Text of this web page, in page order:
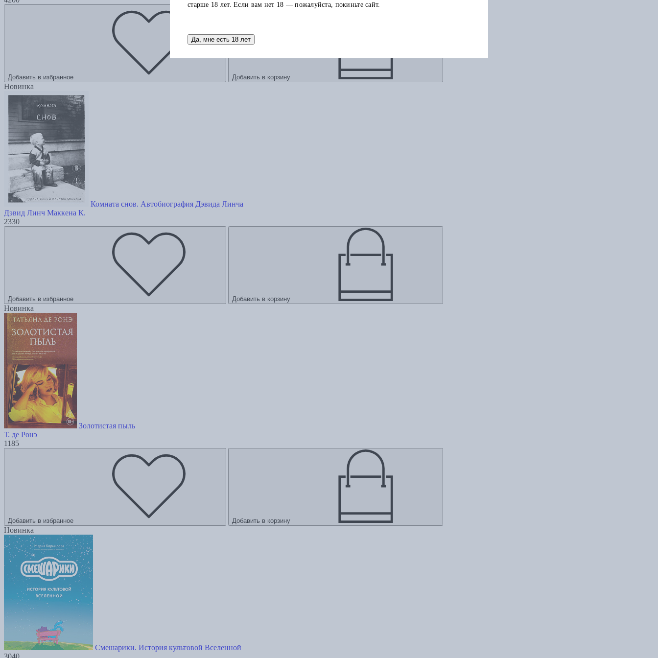
Добавить в избранное Добавить в корзину
Новинка
Комната снов. Автобиография Дэвида Линча
Дэвид Линч Маккена К.
2330
Добавить в избранное Добавить в корзину
Новинка
Золотистая пыль
Т. де Ронэ
1185
Добавить в избранное Добавить в корзину
Новинка
Смешарики. История культовой Вселенной
старше 18 лет. Если вам нет 18 — пожалуйста, покиньте сайт.
Да, мне есть 18 лет